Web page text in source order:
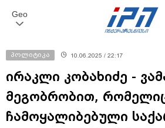
Geo
პოლიტიკა 10.06.2025 / 22:17
ირაკლი კობახიძე -
მეგობრობით,
ჩამოყალიბებული